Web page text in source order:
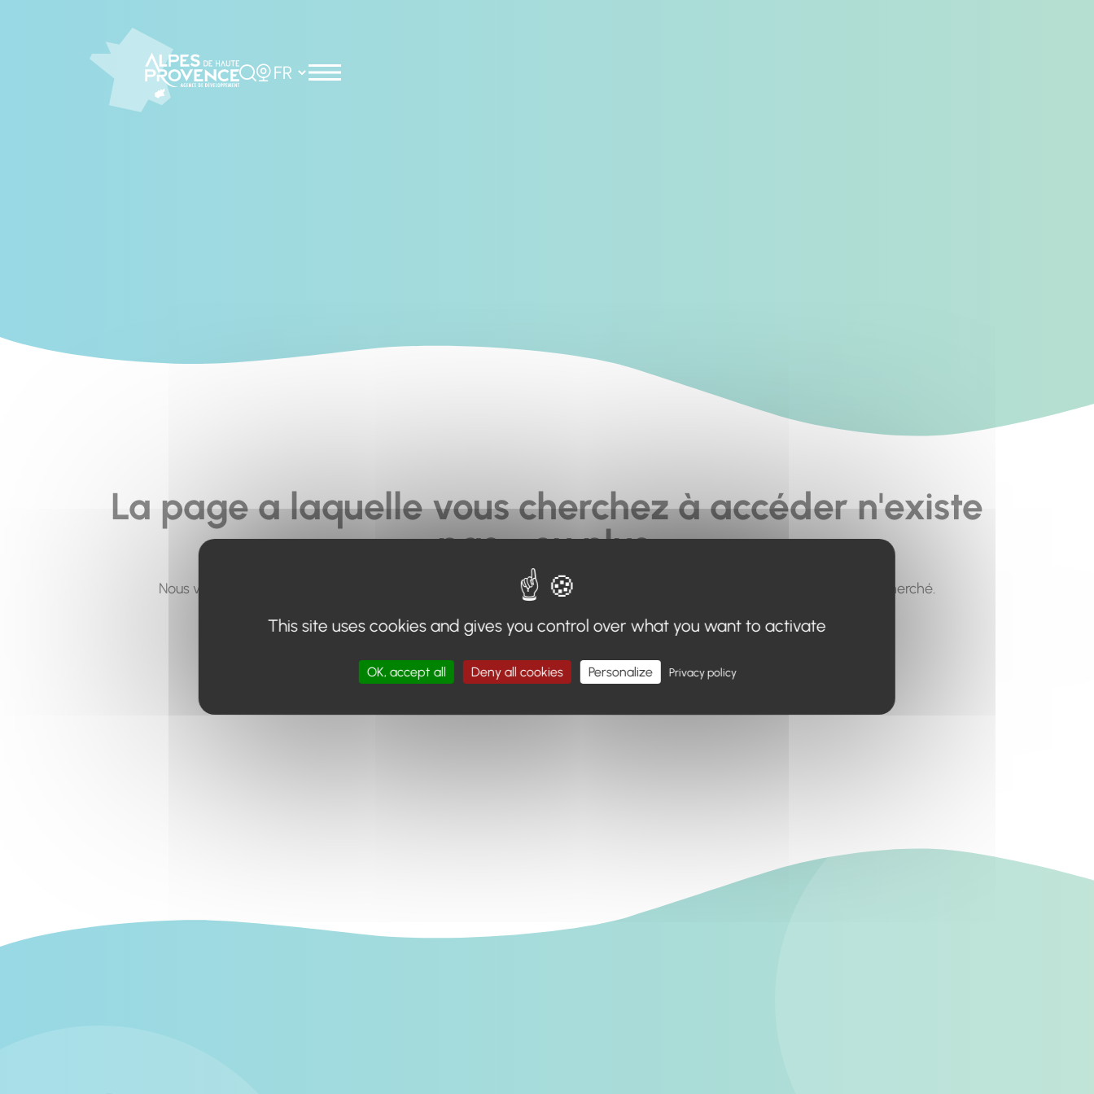
Rechercher
Choisir la langue
La page a laquelle vous cherchez à accéder n'existe
pas... ou plus.
Nous vous invitons à utiliser le moteur de recherche en haut de page, ou à utiliser le menu pour trouver le contenu recherché.
Retour à l'accueil
This site uses cookies and gives you control over what you want to activate
OK, accept all Deny all cookies Personalize Privacy policy